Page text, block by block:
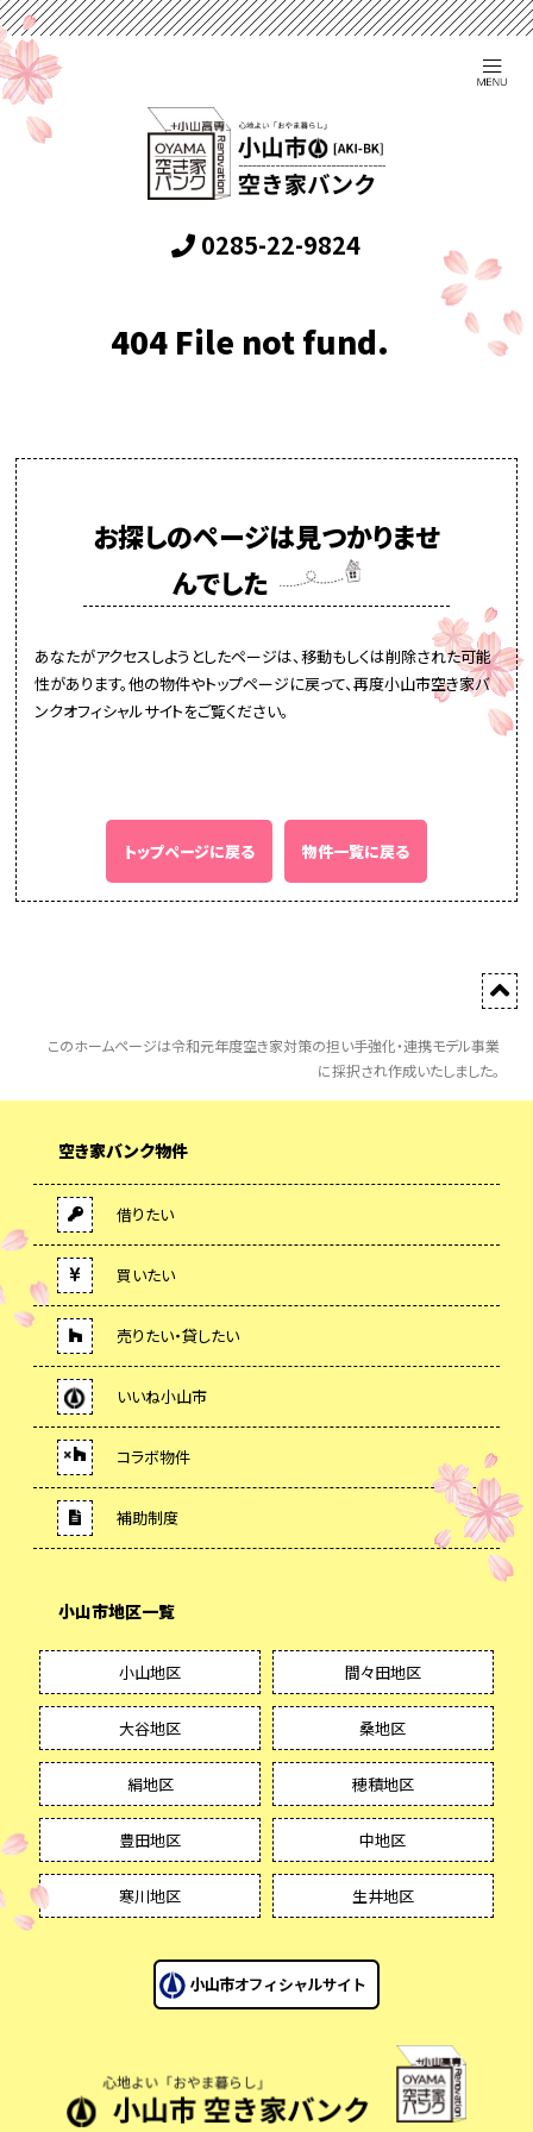
0285-22-9824
404 File not fund.
お探しのページは見つかりませ
んでした
あなたがアクセスしようとしたページは、移動もしくは削除された可能
性があります。他の物件やトップページに戻って、再度小山市空き家バ
ンクオフィシャルサイトをご覧ください。
トップページに戻る 物件一覧に戻る
このホームページは令和元年度空き家対策の担い手強化・連携モデル事業
に採択され作成いたしました。
空き家バンク物件
借りたい
買いたい
売りたい・貸したい
いいね小山市
コラボ物件
補助制度
小山市地区一覧
小山地区 間々田地区
大谷地区 桑地区
絹地区 穂積地区
豊田地区 中地区
寒川地区 生井地区